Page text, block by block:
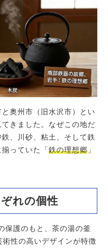
奥州市（旧水沢市）とい
きました。なぜこの地だ
、川砂、粘土、そして鉄
揃っていた「鉄の理想郷 」
れの個性
保護のもと、茶の湯の釜
性の高いデザインが特徴